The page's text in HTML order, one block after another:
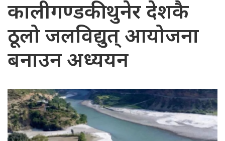
कालीगण्डकी थुनेर देशकै
ठूलो जलविद्युत् आयोजना
बनाउन अध्ययन